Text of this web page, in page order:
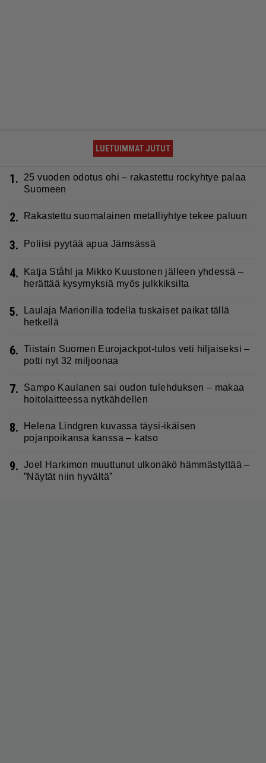
LUETUIMMAT JUTUT
1.
25 vuoden odotus ohi – rakastettu rockyhtye palaa
Suomeen
2. Rakastettu suomalainen metalliyhtye tekee paluun
3. Poliisi pyytää apua Jämsässä
4.
Katja Ståhl ja Mikko Kuustonen jälleen yhdessä –
herättää kysymyksiä myös julkkiksilta
5.
Laulaja Marionilla todella tuskaiset paikat tällä
hetkellä
6. Tiistain Suomen Eurojackpot-tulos veti hiljaiseksi –
potti nyt 32 miljoonaa
7.
Sampo Kaulanen sai oudon tulehduksen – makaa
hoitolaitteessa nytkähdellen
8.
Helena Lindgren kuvassa täysi-ikäisen
pojanpoikansa kanssa – katso
9. Joel Harkimon muuttunut ulkonäkö hämmästyttää –
”Näytät niin hyvältä”